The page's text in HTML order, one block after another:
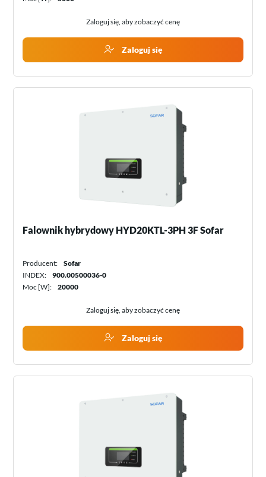
Zaloguj się, aby zobaczyć cenę
Zaloguj się
Falownik hybrydowy HYD20KTL-3PH 3F Sofar
Producent:
Sofar
INDEX:
900.00500036-0
Moc [W]:
20000
Zaloguj się, aby zobaczyć cenę
Zaloguj się